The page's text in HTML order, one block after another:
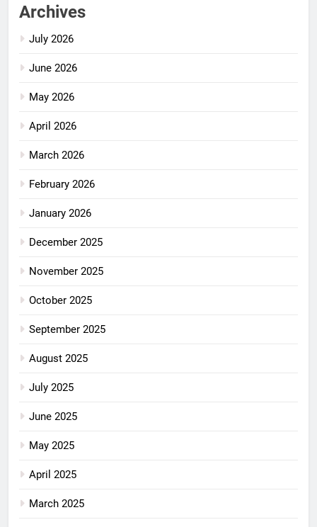
Archives
July 2026
June 2026
May 2026
April 2026
March 2026
February 2026
January 2026
December 2025
November 2025
October 2025
September 2025
August 2025
July 2025
June 2025
May 2025
April 2025
March 2025